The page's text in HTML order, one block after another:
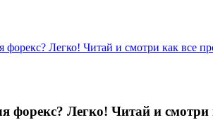
форекс? Легко! Читай и смотри как все
форекс? Легко! Читай и смотри